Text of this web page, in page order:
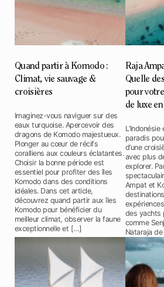
Quand partir à Komodo :
Climat, vie sauvage &
croisières
Imaginez-vous naviguer sur des
eaux turquoise. Apercevoir des
dragons de Komodo majestueux.
Plonger au cœur de récifs
coralliens aux couleurs éclatantes.
Choisir la bonne période est
essentiel pour profiter des îles
Komodo dans des conditions
idéales. Dans cet article,
découvrez quand partir aux îles
Komodo pour bénéficier du
meilleur climat, observer la faune
exceptionnelle et […]
Raja
Quelle
pour
de luxe
paradis
d’une
avec plus
explorer.
Ampat et
des yachts
comme
Nataraja